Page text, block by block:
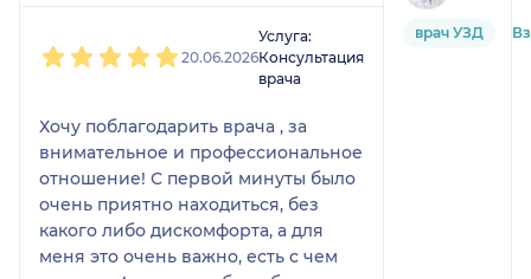
20.06.2026
Услуга:
Консультация
врача
Хочу поблагодарить врача , за
внимательное и профессиональное
отношение! С первой минуты было
очень приятно находиться, без
какого либо дискомфорта, а для
меня это очень важно, есть с чем
врач УЗД